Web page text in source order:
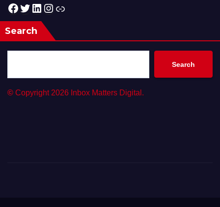
Facebook Twitter LinkedIn Instagram Link
Search
Search
© Copyright 2026 Inbox Matters Digital.